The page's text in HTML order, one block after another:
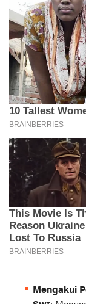
Mengakui